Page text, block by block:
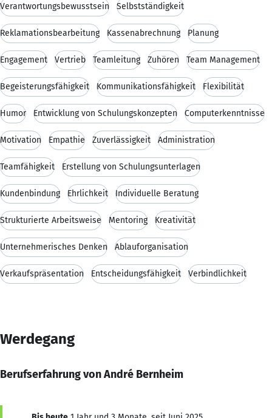
Verantwortungsbewusstsein Selbstständigkeit
Reklamationsbearbeitung Kassenabrechnung Planung
Engagement Vertrieb Teamleitung Zuhören Team Management
Begeisterungsfähigkeit Kommunikationsfähigkeit Flexibilität
Humor Entwicklung von Schulungskonzepten Computerkenntnisse
Motivation Empathie Zuverlässigkeit Administration
Teamfähigkeit Erstellung von Schulungsunterlagen
Kundenbindung Ehrlichkeit Individuelle Beratung
Strukturierte Arbeitsweise Mentoring Kreativität
Unternehmerisches Denken Ablauforganisation
Verkaufspräsentation Entscheidungsfähigkeit Verbindlichkeit
Werdegang
Berufserfahrung von André Bernheim